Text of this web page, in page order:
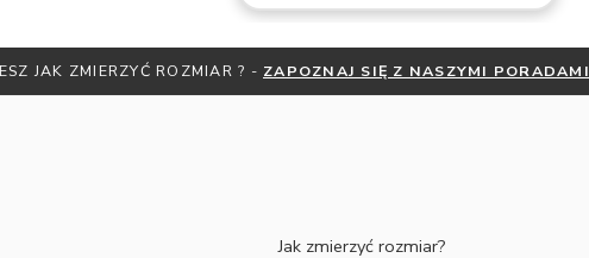
JAK ZMIERZYĆ ROZMIAR ? - ZAPOZNAJ SIĘ Z NASZYMI PORADAMI
Jak zmierzyć rozmiar?